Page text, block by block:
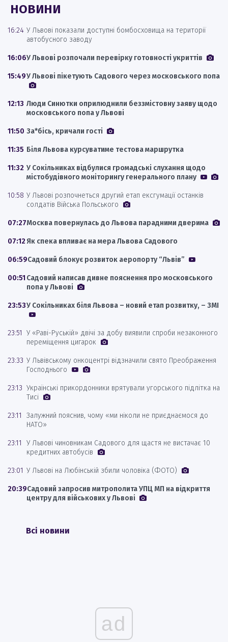
НОВИНИ
16:24 У Львові показали доступні бомбосховища на території
автобусного заводу
16:06У Львові розпочали перевірку готовності укриттів
15:49У Львові пікетують Садового через московського попа
12:13 Люди Синютки оприлюднили беззмістовну заяву щодо
московського попа у Львові
11:50 За*бісь, кричали гості
11:35 Біля Львова курсуватиме тестова маршрутка
11:32 У Сокільниках відбулися громадські слухання щодо
містобудівного моніторингу генерального плану
10:58 У Львові розпочнеться другий етап ексгумації останків
солдатів Війська Польського
07:27Москва повернулась до Львова парадними дверима
07:12Як спека впливає на мера Львова Садового
06:59Садовий блокує розвиток аеропорту “Львів”
00:51 Садовий написав дивне пояснення про московського
попа у Львові
23:53У Сокільниках біля Львова – новий етап розвитку, – ЗМІ
23:51 У «Раві-Руській» двічі за добу виявили спроби незаконного
переміщення цигарок
23:33 У Львівському онкоцентрі відзначили свято Преображення
Господнього
23:13 Українські прикордонники врятували угорського підлітка на
Тисі
23:11
Залужний пояснив, чому «ми ніколи не приєднаємося до
НАТО»
23:11
У Львові чиновникам Садового для щастя не вистачає 10
кредитних автобусів
23:01 У Львові на Любінській збили чоловіка (ФОТО)
20:39Садовий запросив митрополита УПЦ МП на відкриття
центру для військових у Львові
Всі новини
ad